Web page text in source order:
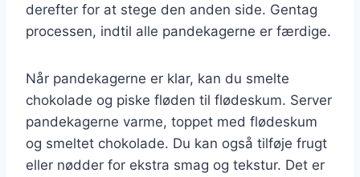
derefter for at stege den anden side. Gentag
processen, indtil alle pandekagerne er færdige.
Når pandekagerne er klar, kan du smelte
chokolade og piske fløden til flødeskum. Server
pandekagerne varme, toppet med flødeskum
og smeltet chokolade. Du kan også tilføje frugt
eller nødder for ekstra smag og tekstur. Det er